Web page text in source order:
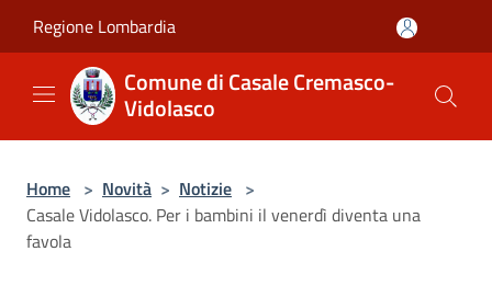
Regione Lombardia
Comune di Casale Cremasco-
Vidolasco
Home > Novità > Notizie >
Casale Vidolasco. Per i bambini il venerdì diventa una
favola